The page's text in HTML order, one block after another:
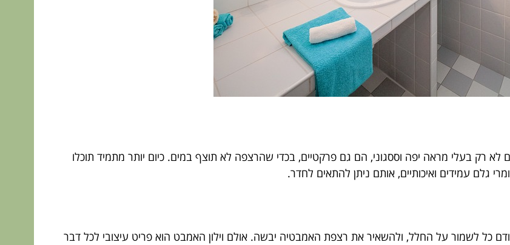
לא רק בעלי מראה יפה וססגוני, הם גם פרקטיים, בכדי שהרצפה לא תוצף במים. כיום יותר מתמיד תוכלו
גלם עמידים ואיכותיים, אותם ניתן להתאים לחדר.
כל לשמור על החלל, ולהשאיר את רצפת האמבטיה יבשה. אולם וילון האמבט הוא פריט עיצובי לכל דבר